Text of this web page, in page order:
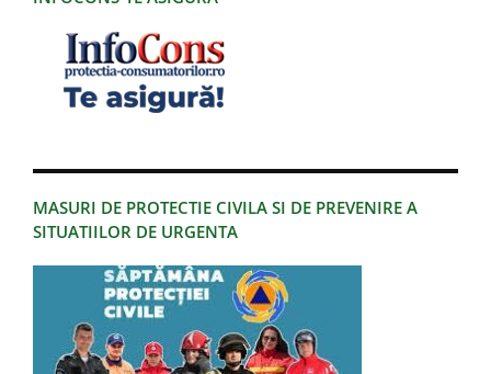
MASURI DE PROTECTIE CIVILA SI DE PREVENIRE A
SITUATIILOR DE URGENTA